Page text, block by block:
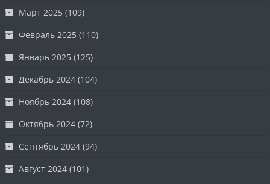
Март 2025 (109)
Февраль 2025 (110)
Январь 2025 (125)
Декабрь 2024 (104)
Ноябрь 2024 (108)
Октябрь 2024 (72)
Сентябрь 2024 (94)
Август 2024 (101)